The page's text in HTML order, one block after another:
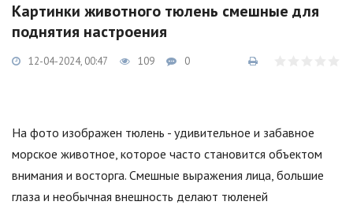
Картинки животного тюлень смешные для
поднятия настроения
12-04-2024, 00:47 109 0
На фото изображен тюлень - удивительное и забавное
морское животное, которое часто становится объектом
внимания и восторга. Смешные выражения лица, большие
глаза и необычная внешность делают тюленей